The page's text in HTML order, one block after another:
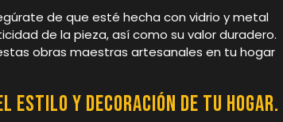
de que esté hecha con vidrio y metal
de la pieza, así como su valor duradero.
obras maestras artesanales en tu hogar
estilo y decoración de tu hogar.